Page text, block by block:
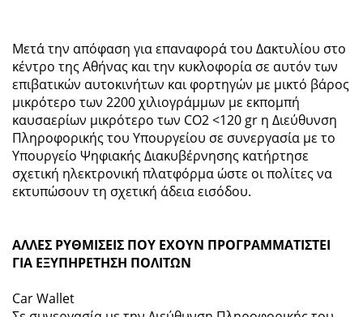
Μετά την απόφαση για επαναφορά του Δακτυλίου στο
κέντρο της Αθήνας και την κυκλοφορία σε αυτόν των
επιβατικών αυτοκινήτων και φορτηγών με μικτό βάρος
μικρότερο των 2200 χιλιογράμμων με εκπομπή
καυσαερίων μικρότερο των CO2 <120 gr η Διεύθυνση
Πληροφορικής του Υπουργείου σε συνεργασία με το
Υπουργείο Ψηφιακής Διακυβέρνησης κατήρτησε
σχετική ηλεκτρονική πλατφόρμα ώστε οι πολίτες να
εκτυπώσουν τη σχετική άδεια εισόδου.
ΑΛΛΕΣ ΡΥΘΜΙΣΕΙΣ ΠΟΥ ΕΧΟΥΝ ΠΡΟΓΡΑΜΜΑΤΙΣΤΕΙ
ΓΙΑ ΕΞΥΠΗΡΕΤΗΣΗ ΠΟΛΙΤΩΝ
Car Wallet